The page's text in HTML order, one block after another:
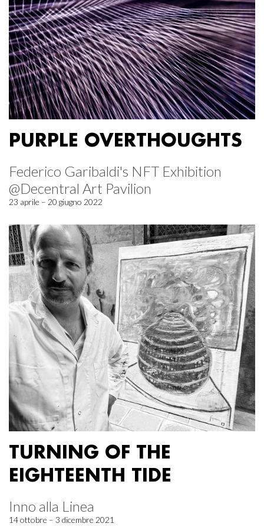
PURPLE OVERTHOUGHTS
Federico Garibaldi's NFT Exhibition
@Decentral Art Pavilion
23 aprile – 20 giugno 2022
TURNING OF THE
EIGHTEENTH TIDE
Inno alla Linea
14 ottobre – 3 dicembre 2021